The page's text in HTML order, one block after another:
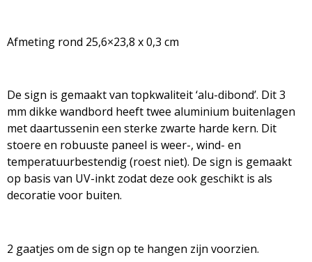
Afmeting rond 25,6×23,8 x 0,3 cm
De sign is gemaakt van topkwaliteit ‘alu-dibond’. Dit 3
mm dikke wandbord heeft twee aluminium buitenlagen
met daartussenin een sterke zwarte harde kern. Dit
stoere en robuuste paneel is weer-, wind- en
temperatuurbestendig (roest niet). De sign is gemaakt
op basis van UV-inkt zodat deze ook geschikt is als
decoratie voor buiten.
2 gaatjes om de sign op te hangen zijn voorzien.